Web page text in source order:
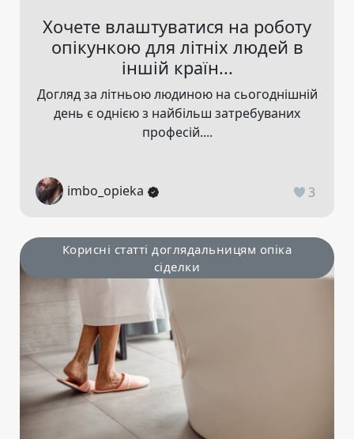
Хочете влаштуватися на роботу
опікункою для літніх людей в
іншій країн...
Догляд за літньою людиною на сьогоднішній
день є однією з найбільш затребуваних
професій....
imbo_opieka 3
Корисні статті доглядальницям опіка
сіделки